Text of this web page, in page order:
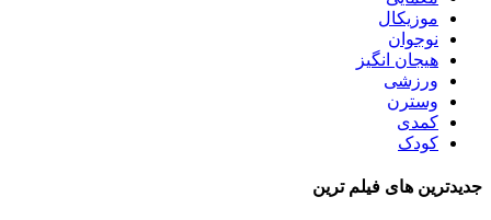
موزیکال
نوجوان
هیجان انگیز
ورزشی
وسترن
کمدی
کودک
جدیدترین های فیلم ترین